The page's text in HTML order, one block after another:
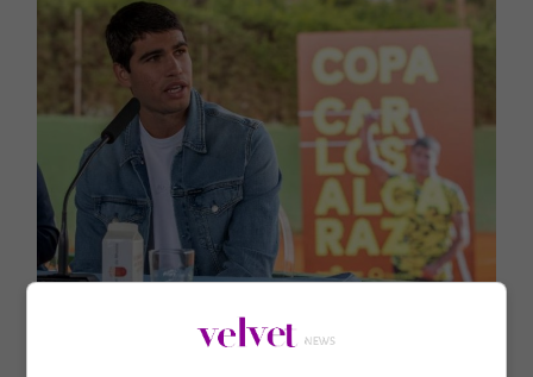
Lo spagnolo Alcaraz, grande favorito tra gli uomini